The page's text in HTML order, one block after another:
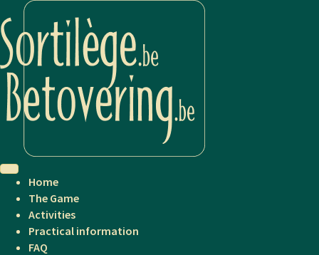
Home
The Game
Activities
Practical information
FAQ